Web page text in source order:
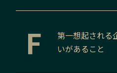
F
第一想起される
いがあること